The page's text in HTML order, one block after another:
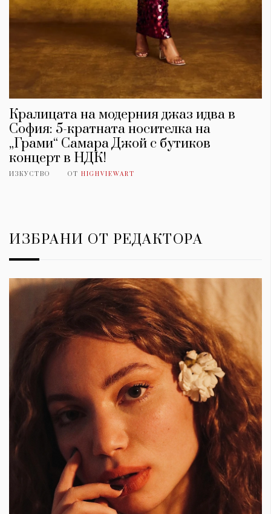
Кралицата на модерния джаз идва в
София: 5-кратната носителка на
„Грами“ Самара Джой с бутиков
концерт в НДК!
ИЗКУСТВО ОТ HIGHVIEWART
ИЗБРАНИ ОТ РЕДАКТОРА
КАТЕГОРИИ
Wine&Dine
Красота
Цветно
Пътувай
Wellness
Условия за
поверителност
СЛЕДВАЙТЕ НИ
Facebook Instagram Twitter
Pinterest
Spotify Soundcloud
Ако нашият сайт ви харесва, можете да се абонирате за
седмичния ни нюзлетър тук:
© 2026, HighViewArt | Всички права запазени